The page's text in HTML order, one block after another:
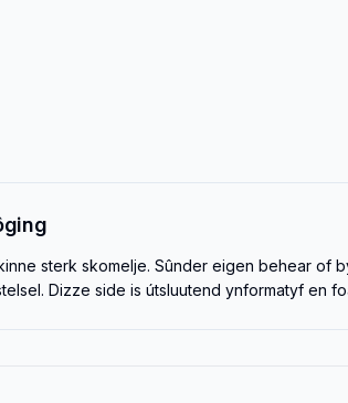
sterk skomelje. Sûnder eigen behear of
Dizze side is útsluutend ynformatyf en